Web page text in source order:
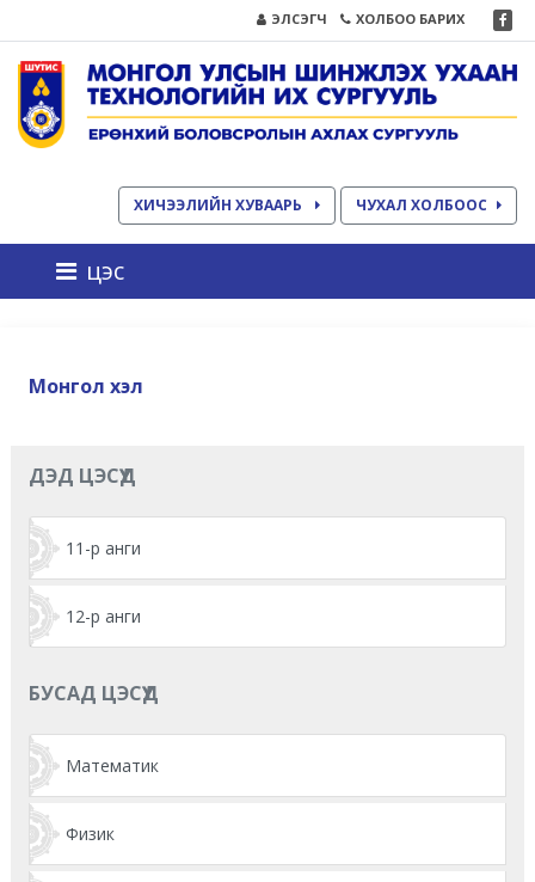
ЭЛСЭГЧ ХОЛБОО БАРИХ
ХИЧЭЭЛИЙН ХУВААРЬ ЧУХАЛ ХОЛБООС
цэс
Монгол хэл
ДЭД ЦЭСҮҮД
11-р анги
12-р анги
БУСАД ЦЭСҮҮД
Математик
Физик